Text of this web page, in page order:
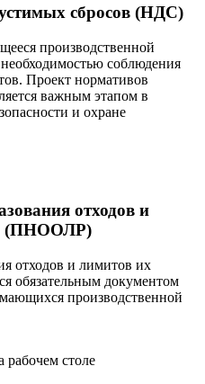
сбросов (НДС)
производственной
необходимостью соблюдения
Проект нормативов
важным этапом в
и охране
отходов и
(ПНООЛР)
отходов и лимитов их
обязательным документом
производственной